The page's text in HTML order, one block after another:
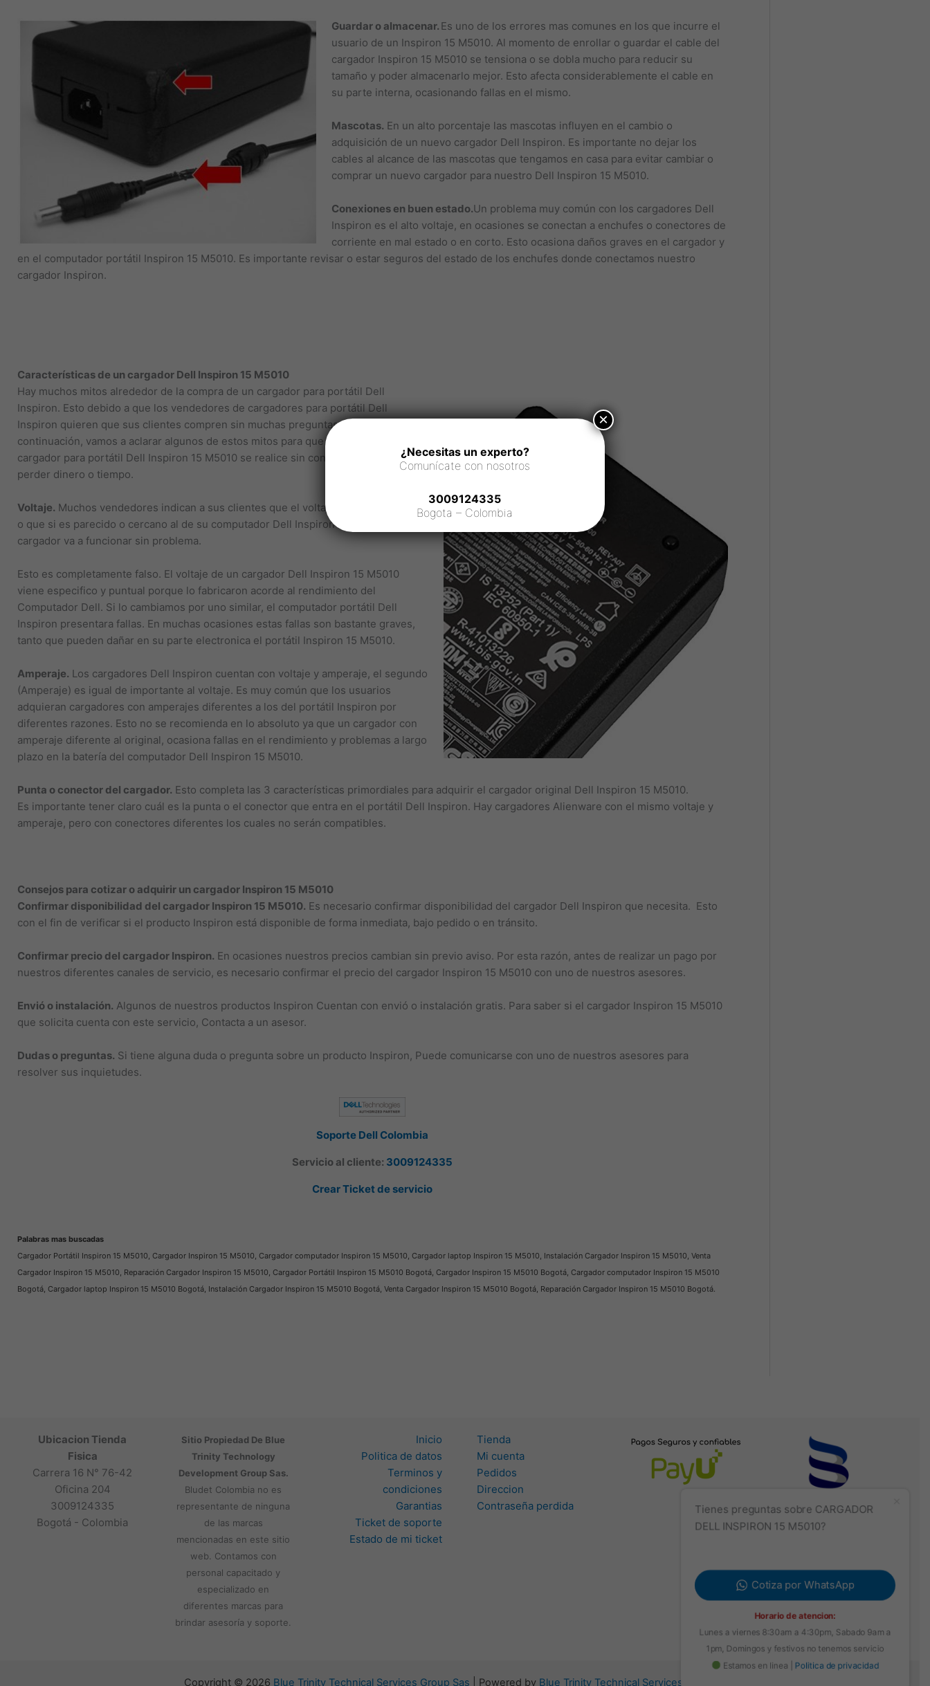
Guardar o almacenar. Es uno de los errores mas comunes en los que incurre el
usuario de un Inspiron 15 M5010. Al momento de enrollar o guardar el cable del
cargador Inspiron 15 M5010 se tensiona o se dobla mucho para reducir su
tamaño y poder almacenarlo mejor. Esto afecta considerablemente el cable en
su parte interna, ocasionando fallas en el mismo.
Mascotas. En un alto porcentaje las mascotas influyen en el cambio o
adquisición de un nuevo cargador Dell Inspiron. Es importante no dejar los
cables al alcance de las mascotas que tengamos en casa para evitar cambiar o
comprar un nuevo cargador para nuestro Dell Inspiron 15 M5010.
Conexiones en buen estado.Un problema muy común con los cargadores Dell
Inspiron es el alto voltaje, en ocasiones se conectan a enchufes o conectores de
corriente en mal estado o en corto. Esto ocasiona daños graves en el cargador y
en el computador portátil Inspiron 15 M5010. Es importante revisar o estar seguros del estado de los enchufes donde conectamos nuestro
cargador Inspiron.
Características de un cargador Dell Inspiron 15 M5010
Hay muchos mitos alrededor de la compra de un cargador para portátil Dell
Inspiron. Esto debido a que los vendedores de cargadores para portátil Dell
Inspiron quieren que sus clientes compren sin muchas preguntas o inquietudes. A
continuación, vamos a aclarar algunos de estos mitos para que la compra de un
cargador para portátil Dell Inspiron 15 M5010 se realice sin contratiempos y sin
perder dinero o tiempo.
Voltaje. Muchos vendedores indican a sus clientes que el voltaje no es importante
o que si es parecido o cercano al de su computador Dell Inspiron 15 M5010 el
cargador va a funcionar sin problema.
Esto es completamente falso. El voltaje de un cargador Dell Inspiron 15 M5010
viene especifico y puntual porque lo fabricaron acorde al rendimiento del
Computador Dell. Si lo cambiamos por uno similar, el computador portátil Dell
Inspiron presentara fallas. En muchas ocasiones estas fallas son bastante graves,
tanto que pueden dañar en su parte electronica el portátil Inspiron 15 M5010.
Amperaje. Los cargadores Dell Inspiron cuentan con voltaje y amperaje, el segundo
(Amperaje) es igual de importante al voltaje. Es muy común que los usuarios
adquieran cargadores con amperajes diferentes a los del portátil Inspiron por
diferentes razones. Esto no se recomienda en lo absoluto ya que un cargador con
amperaje diferente al original, ocasiona fallas en el rendimiento y problemas a largo
plazo en la batería del computador Dell Inspiron 15 M5010.
Punta o conector del cargador. Esto completa las 3 características primordiales para adquirir el cargador original Dell Inspiron 15 M5010.
Es importante tener claro cuál es la punta o el conector que entra en el portátil Dell Inspiron. Hay cargadores Alienware con el mismo voltaje y
amperaje, pero con conectores diferentes los cuales no serán compatibles.
Consejos para cotizar o adquirir un cargador Inspiron 15 M5010
Confirmar disponibilidad del cargador Inspiron 15 M5010. Es necesario confirmar disponibilidad del cargador Dell Inspiron que necesita. Esto
con el fin de verificar si el producto Inspiron está disponible de forma inmediata, bajo pedido o en tránsito.
Confirmar precio del cargador Inspiron. En ocasiones nuestros precios cambian sin previo aviso. Por esta razón, antes de realizar un pago por
nuestros diferentes canales de servicio, es necesario confirmar el precio del cargador Inspiron 15 M5010 con uno de nuestros asesores.
Envió o instalación. Algunos de nuestros productos Inspiron Cuentan con envió o instalación gratis. Para saber si el cargador Inspiron 15 M5010
que solicita cuenta con este servicio, Contacta a un asesor.
Dudas o preguntas. Si tiene alguna duda o pregunta sobre un producto Inspiron, Puede comunicarse con uno de nuestros asesores para
resolver sus inquietudes.
Soporte Dell Colombia
Servicio al cliente: 3009124335
Crear Ticket de servicio
Palabras mas buscadas
Cargador Portátil Inspiron 15 M5010, Cargador Inspiron 15 M5010, Cargador computador Inspiron 15 M5010, Cargador laptop Inspiron 15 M5010, Instalación Cargador Inspiron 15 M5010, Venta
Cargador Inspiron 15 M5010, Reparación Cargador Inspiron 15 M5010, Cargador Portátil Inspiron 15 M5010 Bogotá, Cargador Inspiron 15 M5010 Bogotá, Cargador computador Inspiron 15 M5010
Bogotá, Cargador laptop Inspiron 15 M5010 Bogotá, Instalación Cargador Inspiron 15 M5010 Bogotá, Venta Cargador Inspiron 15 M5010 Bogotá, Reparación Cargador Inspiron 15 M5010 Bogotá.
Ubicacion Tienda
Fisica
Carrera 16 N° 76-42
Oficina 204
3009124335
Bogotá - Colombia
Sitio Propiedad De Blue
Trinity Technology
Development Group Sas.
Bludet Colombia no es
representante de ninguna
de las marcas
mencionadas en este sitio
web. Contamos con
personal capacitado y
especializado en
diferentes marcas para
brindar asesoría y soporte.
Inicio
Politica de datos
Terminos y
condiciones
Garantias
Ticket de soporte
Estado de mi ticket
Tienda
Mi cuenta
Pedidos
Direccion
Contraseña perdida
Copyright © 2026 Blue Trinity Technical Services Group Sas | Powered by Blue Trinity Technical Services Group Sas
¿Necesitas un experto?
Comunícate con nosotros
3009124335
Bogota – Colombia
×
Tienes preguntas sobre CARGADOR
DELL INSPIRON 15 M5010?
Cotiza por WhatsApp
Horario de atencion:
Lunes a viernes 8:30am a 4:30pm, Sabado 9am a
1pm, Domingos y festivos no tenemos servicio
Estamos en linea | Politica de privacidad